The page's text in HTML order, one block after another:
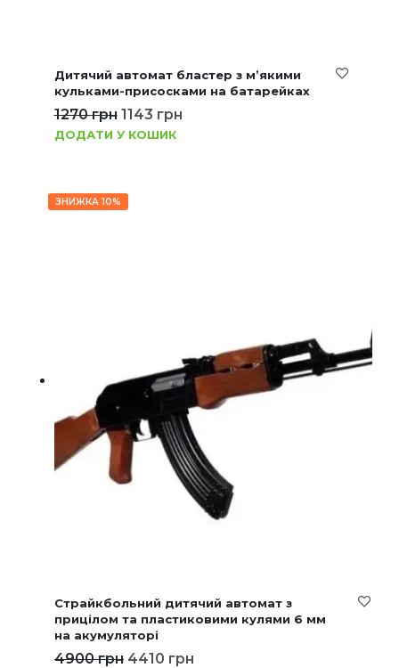
Дитячий автомат бластер з м’якими
кульками-присосками на батарейках
1270грн 1143 грн
ДОДАТИ У КОШИК
ЗНИЖКА 10%
Страйкбольний дитячий автомат з
прицілом та пластиковими кулями 6 мм
на акумуляторі
4900грн 4410 грн